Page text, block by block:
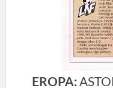
EROPA: